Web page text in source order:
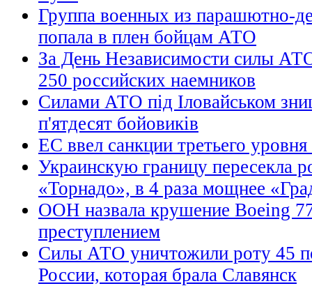
Группа военных из парашютно-
попала в плен бойцам АТО
За День Независимости силы
250 российских наемников
Силами АТО під Іловайськом
п'ятдесят бойовиків
ЕС ввел санкции третьего
Украинскую границу пересекла
«Торнадо», в 4 раза мощнее
ООН назвала крушение Boeing
преступлением
Силы АТО уничтожили роту 45
России, которая брала Славянск